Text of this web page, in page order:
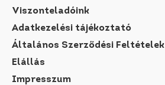
Viszonteladóink
Adatkezelési tájékoztató
Általános Szerződési Feltételek
Elállás
Impresszum